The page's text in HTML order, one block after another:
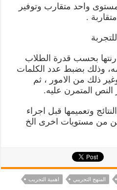
مستوى واحد متقارب وتوفير
.
بحسب قدرة الطلاب
وذلك بضبط عدد الكلمات
ذلك من الامور ، ثم
المتمرن عليه.
وتعميمها قبل اجراء
من مستويات اخرى الخ
المنهج التجريبي
اهمية التجريب